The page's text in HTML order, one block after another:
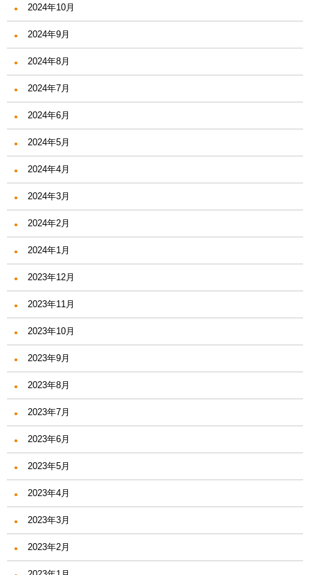
2024年10月
2024年9月
2024年8月
2024年7月
2024年6月
2024年5月
2024年4月
2024年3月
2024年2月
2024年1月
2023年12月
2023年11月
2023年10月
2023年9月
2023年8月
2023年7月
2023年6月
2023年5月
2023年4月
2023年3月
2023年2月